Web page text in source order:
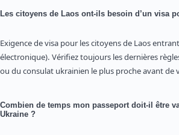
Les citoyens de Laos ont-ils besoin d’un visa
Exigence de visa pour les citoyens de Laos
électronique). Vérifiez toujours les dernières
ou du consulat ukrainien le plus proche avant de
Combien de temps mon passeport doit-il être
Ukraine ?